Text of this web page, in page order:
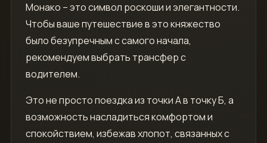
Монако – это символ роскоши и элегантности.
Чтобы ваше путешествие в это княжество
было безупречным с самого начала,
рекомендуем выбрать трансфер с
водителем.
Это не просто поездка из точки А в точку Б, а
возможность насладиться комфортом и
спокойствием, избежав хлопот, связанных с